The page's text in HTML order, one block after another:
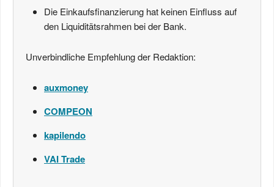
Die Einkaufsfinanzierung hat keinen Einfluss auf
den Liquiditätsrahmen bei der Bank.
Unverbindliche Empfehlung der Redaktion:
auxmoney
COMPEON
kapilendo
VAI Trade